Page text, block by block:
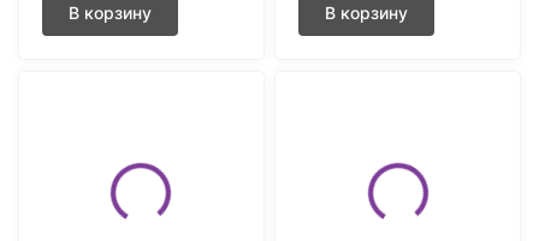
В корзину В корзину